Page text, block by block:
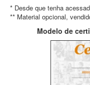
* Desde que tenha
** Material opcional,
Modelo de